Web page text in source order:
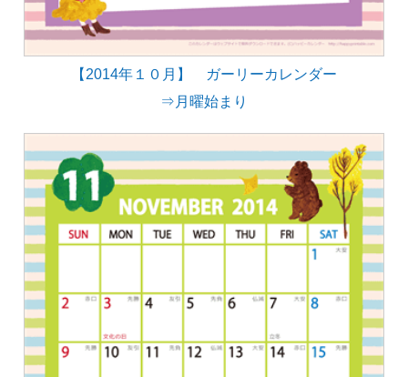
【2014年１０月】 ガーリーカレンダー
⇒月曜始まり